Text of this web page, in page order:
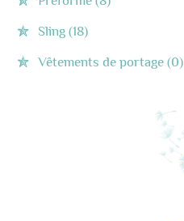
Sling (18)
Vêtements de portage (0)